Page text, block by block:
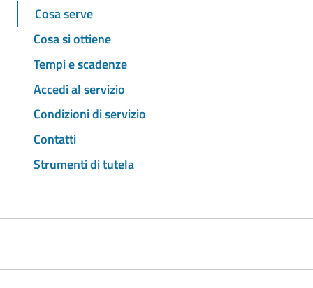
Cosa serve
Cosa si ottiene
Tempi e scadenze
Accedi al servizio
Condizioni di servizio
Contatti
Strumenti di tutela